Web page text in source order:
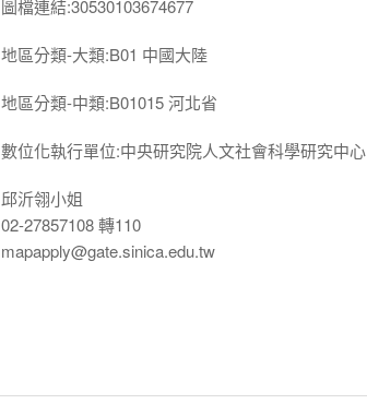
圖檔連結:30530103674677
地區分類-大類:B01 中國大陸
地區分類-中類:B01015 河北省
數位化執行單位:中央研究院人文社會科學研究中心
邱沂翎小姐
02-27857108 轉110
mapapply@gate.sinica.edu.tw